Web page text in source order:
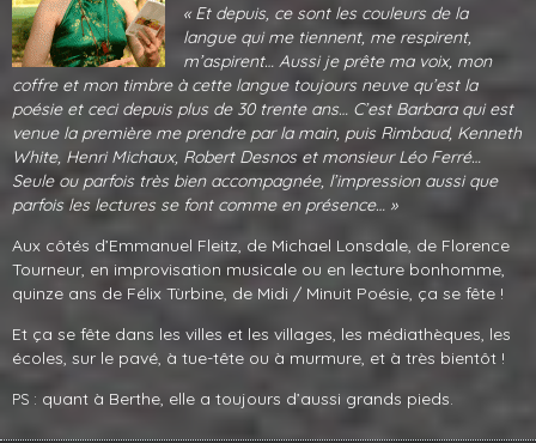
« Et depuis, ce sont les couleurs de la
langue qui me tiennent, me respirent,
m’aspirent… Aussi je prête ma voix, mon
coffre et mon timbre à cette langue toujours neuve qu’est la
poésie et ceci depuis plus de 30 trente ans… C’est Barbara qui est
venue la première me prendre par la main, puis Rimbaud, Kenneth
White, Henri Michaux, Robert Desnos et monsieur Léo Ferré…
Seule ou parfois très bien accompagnée, l’impression aussi que
parfois les lectures se font comme en présence… »
Aux côtés d’Emmanuel Fleitz, de Michael Lonsdale, de Florence
Tourneur, en improvisa­tion musicale ou en lecture bonhomme,
quinze ans de Félix Tùrbine, de Midi / Minuit Poésie, ça se fête !
Et ça se fête dans les villes et les villages, les médiathèques, les
écoles, sur le pavé, à tue-tête ou à murmure, et à très bientôt !
PS : quant à Berthe, elle a toujours d’aussi grands pieds.